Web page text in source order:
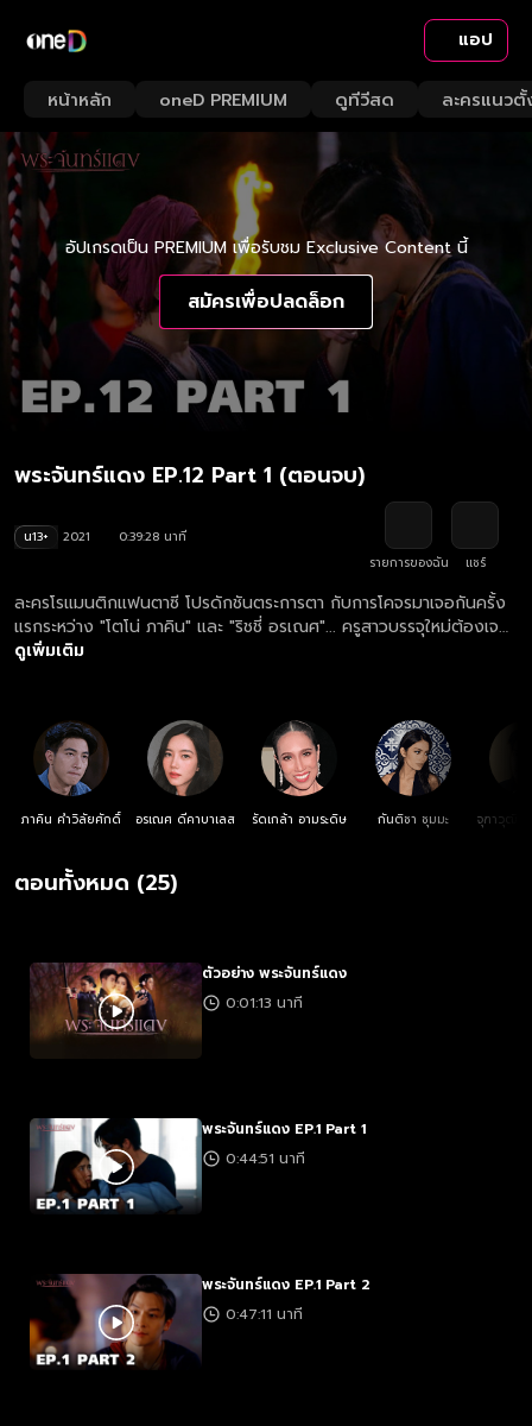
แอป
หน้าหลัก oneD PREMIUM ดูทีวีสด ละครแนวตั้
อัปเกรดเป็น PREMIUM เพื่อรับชม Exclusive Content นี้
สมัครเพื่อปลดล็อก
พระจันทร์แดง EP.12 Part 1 (ตอนจบ)
น13+ 2021
0:39:28 นาที
รายการของฉัน
แชร์
ละครโรแมนติกแฟนตาซี โปรดักชันตระการตา กับการโคจรมาเจอกันครั้ง
แรกระหว่าง "โตโน่ ภาคิน" และ "ริชชี่ อรเณศ"... ครูสาวบรรจุใหม่ต้องเจอ
เหตุการณ์ประหลาดบนดอยในคืนวันพระจันทร์สีแดง เธอได้พบแพทย์หนุ่ม
ดูเพิ่มเติม
ภาคิน คำวิลัยศักดิ์ อรเณศ ดีคาบาเลส รัดเกล้า อามระดิษ กันติชา ชุมมะ จุฑาวุฒิ
ตอนทั้งหมด (25)
ตัวอย่าง พระจันทร์แดง
0:01:13 นาที
พระจันทร์แดง EP.1 Part 1
0:44:51 นาที
พระจันทร์แดง EP.1 Part 2
0:47:11 นาที